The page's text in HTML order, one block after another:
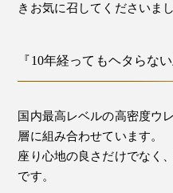
きお気に召してくださいまし
『10年経ってもヘタらない
国内最高レベルの高密度ウ
層に組み合わせています。
座り心地の良さだけでなく
です。